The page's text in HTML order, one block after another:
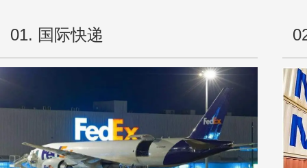
大
迈
亚
亚
亚
01. 国际快递